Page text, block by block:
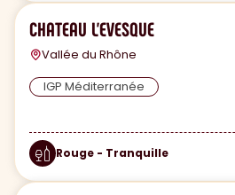
CHATEAU L'EVESQUE
Vallée du Rhône
IGP Méditerranée
Rouge - Tranquille